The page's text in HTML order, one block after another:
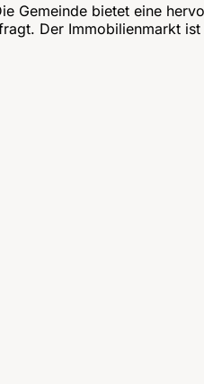
bietet eine
Der Immobilienmarkt